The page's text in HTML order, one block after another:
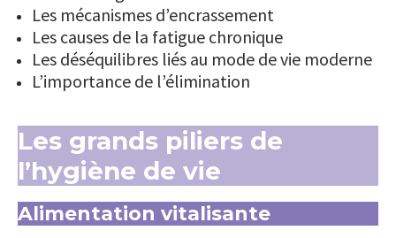
Les mécanismes d’encrassement
Les causes de la fatigue chronique
Les déséquilibres liés au mode de vie moderne
L’importance de l’élimination
Les grands piliers de
l’hygiène de vie
Alimentation vitalisante